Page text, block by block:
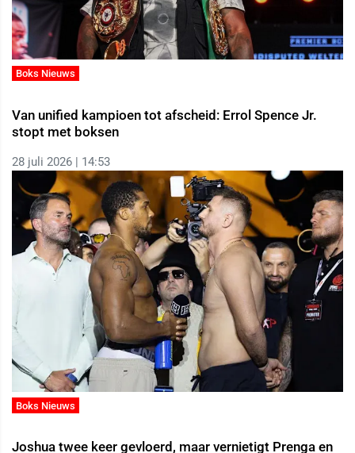
Boks Nieuws
Van unified kampioen tot afscheid: Errol Spence Jr.
stopt met boksen
28 juli 2026 | 14:53
Boks Nieuws
Joshua twee keer gevloerd, maar vernietigt Prenga en